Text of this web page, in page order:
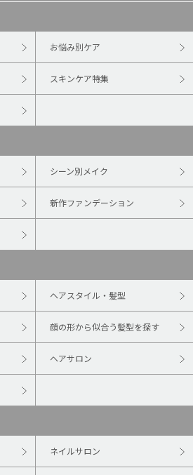
お悩み別ケア
スキンケア特集
シーン別メイク
新作ファンデーション
ヘアスタイル・髪型
顔の形から似合う髪型を探す
ヘアサロン
ネイルサロン